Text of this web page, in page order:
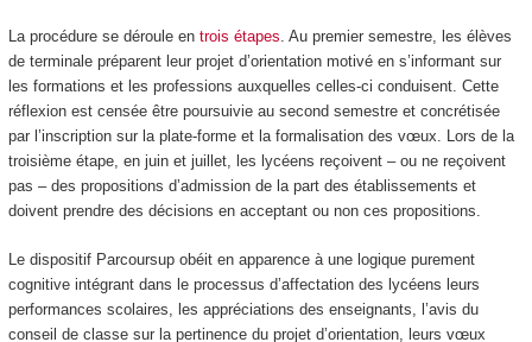
La procédure se déroule en trois étapes. Au premier semestre, les élèves
de terminale préparent leur projet d’orientation motivé en s’informant sur
les formations et les professions auxquelles celles-ci conduisent. Cette
réflexion est censée être poursuivie au second semestre et concrétisée
par l’inscription sur la plate-forme et la formalisation des vœux. Lors de la
troisième étape, en juin et juillet, les lycéens reçoivent – ou ne reçoivent
pas – des propositions d’admission de la part des établissements et
doivent prendre des décisions en acceptant ou non ces propositions.
Le dispositif Parcoursup obéit en apparence à une logique purement
cognitive intégrant dans le processus d’affectation des lycéens leurs
performances scolaires, les appréciations des enseignants, l’avis du
conseil de classe sur la pertinence du projet d’orientation, leurs vœux